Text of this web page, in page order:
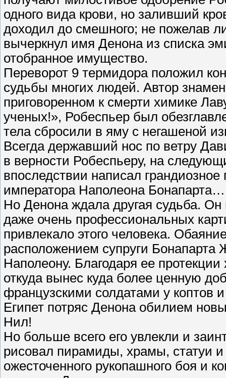
одного вида крови, но заливший
доходил до смешного; не пожелав
вычеркнул имя Денона из списка
отобранное имущество.
Переворот 9 термидора положил
судьбы многих людей. Автор
приговоренном к смерти химике
ученых!», Робеспьер был
тела сбросили в яму с негашеной
Всегда державший нос по ветру
в верности Робеспьеру, на
впоследствии написал
императора Наполеона Бонапарта…
Но Денона ждала другая судьба.
даже очень профессиональных
привлекало этого человека.
расположением супруги Бонапарта
Наполеону. Благодаря ее
откуда вынес куда более ценную
французскими солдатами у коптов
Египет потряс Денона обилием
Нил!
Но больше всего его увлекли и
рисовал пирамиды, храмы, статуи
ожесточенного рукопашного боя и